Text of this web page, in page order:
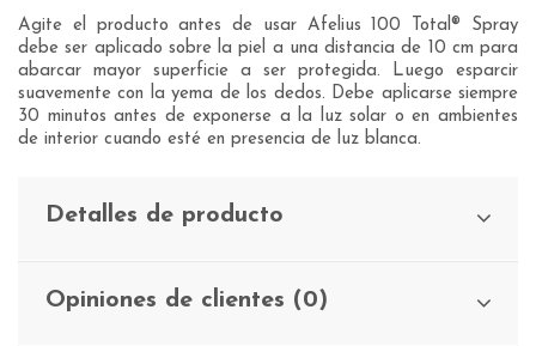
Agite el producto antes de usar Afelius 100 Total® Spray
debe ser aplicado sobre la piel a una distancia de 10 cm para
abarcar mayor superficie a ser protegida. Luego esparcir
suavemente con la yema de los dedos. Debe aplicarse siempre
30 minutos antes de exponerse a la luz solar o en ambientes
de interior cuando esté en presencia de luz blanca.
Detalles de producto
Opiniones de clientes (0)